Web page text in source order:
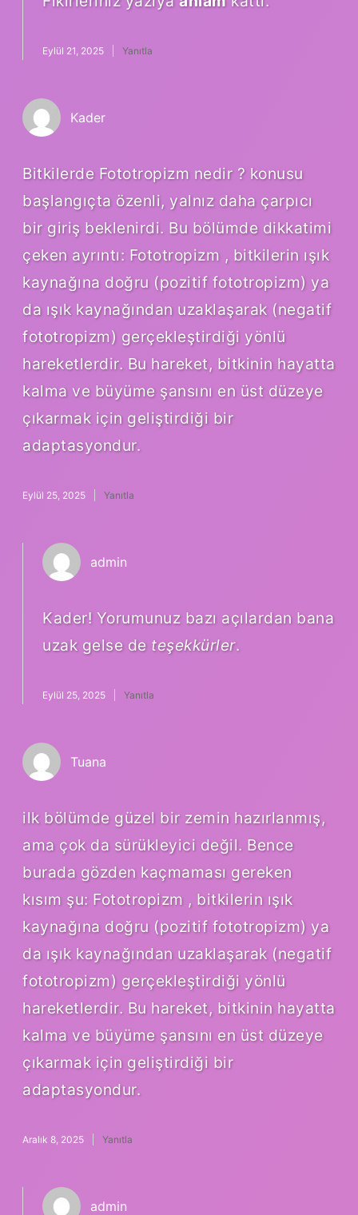
Eylül 21, 2025 Yanıtla
Kader
Bitkilerde Fototropizm nedir ? konusu
başlangıçta özenli, yalnız daha çarpıcı
bir giriş beklenirdi. Bu bölümde dikkatimi
çeken ayrıntı: Fototropizm , bitkilerin ışık
kaynağına doğru (pozitif fototropizm) ya
da ışık kaynağından uzaklaşarak (negatif
fototropizm) gerçekleştirdiği yönlü
hareketlerdir. Bu hareket, bitkinin hayatta
kalma ve büyüme şansını en üst düzeye
çıkarmak için geliştirdiği bir
adaptasyondur.
Eylül 25, 2025 Yanıtla
admin
Kader! Yorumunuz bazı açılardan bana
uzak gelse de teşekkürler.
Eylül 25, 2025 Yanıtla
Tuana
ilk bölümde güzel bir zemin hazırlanmış,
ama çok da sürükleyici değil. Bence
burada gözden kaçmaması gereken
kısım şu: Fototropizm , bitkilerin ışık
kaynağına doğru (pozitif fototropizm) ya
da ışık kaynağından uzaklaşarak (negatif
fototropizm) gerçekleştirdiği yönlü
hareketlerdir. Bu hareket, bitkinin hayatta
kalma ve büyüme şansını en üst düzeye
çıkarmak için geliştirdiği bir
adaptasyondur.
Aralık 8, 2025 Yanıtla
admin